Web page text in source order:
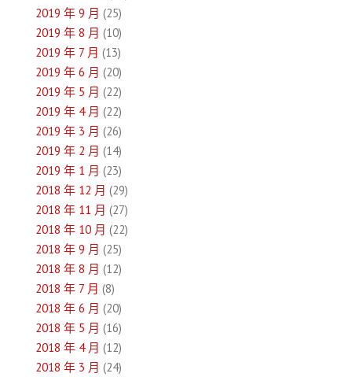
2019 年 9 月 (25)
2019 年 8 月 (10)
2019 年 7 月 (13)
2019 年 6 月 (20)
2019 年 5 月 (22)
2019 年 4 月 (22)
2019 年 3 月 (26)
2019 年 2 月 (14)
2019 年 1 月 (23)
2018 年 12 月 (29)
2018 年 11 月 (27)
2018 年 10 月 (22)
2018 年 9 月 (25)
2018 年 8 月 (12)
2018 年 7 月 (8)
2018 年 6 月 (20)
2018 年 5 月 (16)
2018 年 4 月 (12)
2018 年 3 月 (24)